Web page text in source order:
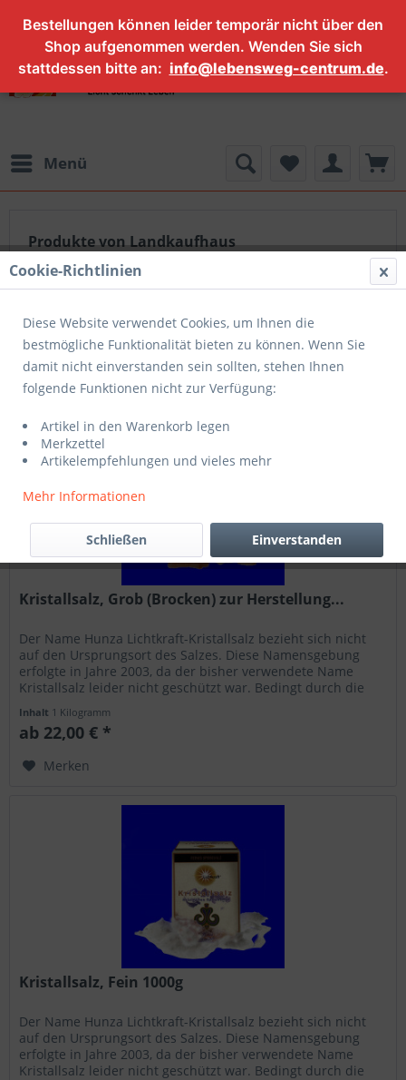
Bestellungen können leider temporär nicht über den
Shop aufgenommen werden. Wenden Sie sich
stattdessen bitte an: info@lebensweg-centrum.de.
Menü
Produkte von Landkaufhaus
Kristallsalz, Grob (Brocken) zur Herstellung...
Der Name Hunza Lichtkraft-Kristallsalz bezieht sich nicht
auf den Ursprungsort des Salzes. Diese Namensgebung
erfolgte in Jahre 2003, da der bisher verwendete Name
Kristallsalz leider nicht geschützt war. Bedingt durch die
Inhalt 1 Kilogramm
ab 22,00 € *
Merken
Kristallsalz, Fein 1000g
Der Name Hunza Lichtkraft-Kristallsalz bezieht sich nicht
auf den Ursprungsort des Salzes. Diese Namensgebung
erfolgte in Jahre 2003, da der bisher verwendete Name
Kristallsalz leider nicht geschützt war. Bedingt durch die
Cookie-Richtlinien
Diese Website verwendet Cookies, um Ihnen die
bestmögliche Funktionalität bieten zu können. Wenn Sie
damit nicht einverstanden sein sollten, stehen Ihnen
folgende Funktionen nicht zur Verfügung:
Artikel in den Warenkorb legen
Merkzettel
Artikelempfehlungen und vieles mehr
Mehr Informationen
Einverstanden
Schließen